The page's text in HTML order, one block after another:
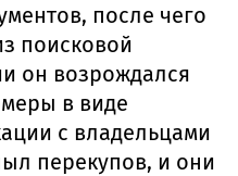
после чего
поисковой
он возрождался
в виде
с владельцами
перекупов, и они